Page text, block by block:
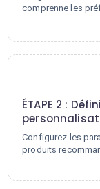
comprenne les
ÉTAPE 2 :
Configurez les
produits